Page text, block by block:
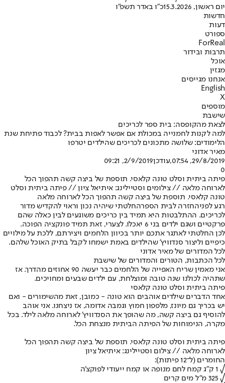
יום ראשון, 15.3.2026
כ"ו באדר תשפ"ו
חדשות
דעות
ספורט
ForReal
תרבות ובידור
אוכל
מגזין
אנחנו מגייסים
English
X
מוספים
שישבת
לצאת מהקופסה: בית ספר לכריכים
למה לקנות לחמנייה במכולת אם אפשר לאפות בבית? לכבוד פתיחת שנת
הלימודים: שלושה מתכונים לכריכים שהילדים יטרפו
מאיר אדוני
29/8/2019, 07:54
,עודכן2/9/2019, 09:21
0
פיתה ביתית וסלט טונה קלאסי. תוספת של ביצה קשה תהפוך הכל
לארוחה מלאה // צילומים וסטיילינג: איתיאל ציון // פיתה ביתית וסלט
טונה קלאסי. תוספת של ביצה קשה תהפוך הכל לארוחה מלאה
רגע לפניהחזרה לבית הספרהחלטתי שיהיה נכון וראוי להקדיש מדור
לכריכים. ההתלבטות היא תמיד בין כריכים משוגעים לבין כאלה שהם
פרקטיים ושגם ילדים בני 6 יאכלו. לצערי, זאת תמיד פונקציה הפוכה.
לכן החלטתי לאתגר אתכם יותר בכיוון הלחמים ויצירתם, ללכת על מילויים
כיפיים וליצור סנדוויץ' שהילדים באמת ישמחו לקבל בתיק האוכל שלהם.
לכל המדורים של מאיר אדוני
לכל הכתבות, הטורים והמדורים של שישבת
אני מאמין שריח האפייה של הלחמים כבר יעשה 90 אחוזים מהדרך. אז
שתהיה לכולנו שנה טובה ומוצלחת, עם ילדים שבעים ומחויכים.
פיתה ביתית וסלט טונה קלאסי
אחד הדברים שילדים אוהבים הוא טונה - כמובן, זאת מהשימורים - ואם
יש בכריך גם מיונז, מלפפון חמוץ וגמבה אדומה, אז ניצחנו. אני אוהב
להוסיף גם ביצה קשה, מה שהופך את הסנדוויץ' לארוחה מלאה לילד. בכל
מקרה, הנימוחות של הפיתה הביתית מנצחת הכל.
פיתה ביתית וסלט טונה קלאסי. תוספת של ביצה קשה תהפוך הכל
לארוחה מלאה // צילום וסטיילינג: איתיאל ציון
החומרים (ל־12 פיתות):
√ 1 ק"ג קמח לחם מנופה או קמח ייעודי לפוקצ'ה
√ 325 מ"ל מים קרים